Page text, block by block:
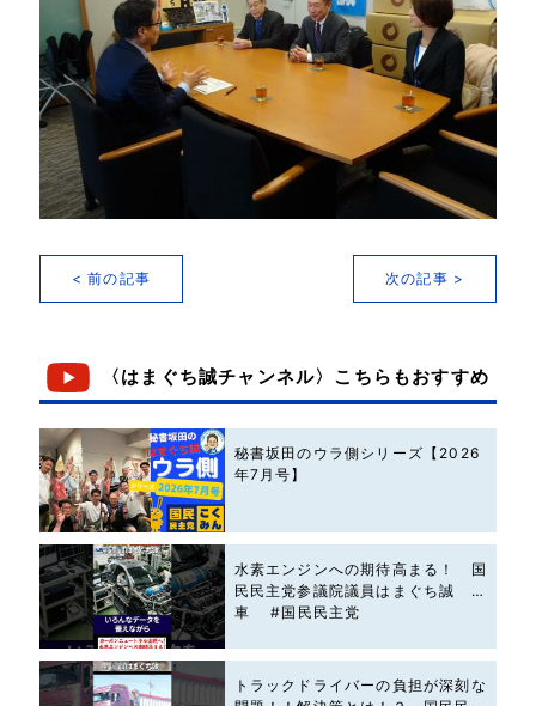
< 前の記事 次の記事 >
〈はまぐち誠チャンネル〉こちらもおすすめ
秘書坂田のウラ側シリーズ【2026
年7月号】
水素エンジンへの期待高まる！ 国
民民主党参議院議員はまぐち誠 #
車 #国民民主党
トラックドライバーの負担が深刻な